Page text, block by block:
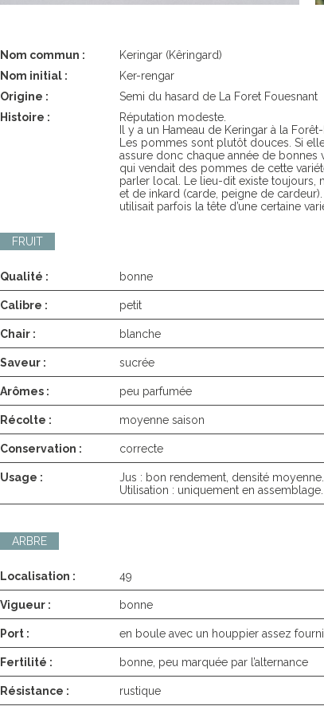
Nom commun :
Keringar (Kêringard)
Nom initial :
Ker-rengar
Origine :
Semi du hasard de La Foret Fouesnant
Histoire :
Réputation modeste.
Il y a un Hameau de Keringar à la
Les pommes sont plutôt douces. Si
assure donc chaque année de bonnes
qui vendait des pommes de cette
parler local. Le lieu-dit existe toujours,
et de inkard (carde, peigne de
utilisait parfois la tête d’une certaine
FRUIT
Qualité : bonne
Calibre : petit
Chair : blanche
Saveur : sucrée
Arômes : peu parfumée
Récolte : moyenne saison
Conservation : correcte
Usage :
Jus : bon rendement, densité moyenne.
Utilisation : uniquement en assemblage.
ARBRE
Localisation : 49
Vigueur : bonne
Port : en boule avec un houppier assez fourni
Fertilité : bonne, peu marquée par l’alternance
Résistance : rustique